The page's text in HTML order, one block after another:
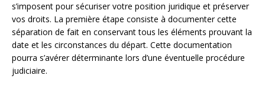
s’imposent pour sécuriser votre position juridique et préserver
vos droits. La première étape consiste à documenter cette
séparation de fait en conservant tous les éléments prouvant la
date et les circonstances du départ. Cette documentation
pourra s’avérer déterminante lors d’une éventuelle procédure
judiciaire.